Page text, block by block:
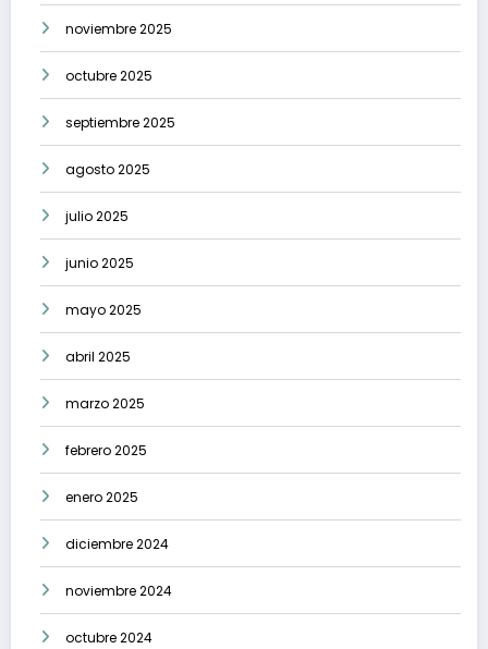
noviembre 2025
octubre 2025
septiembre 2025
agosto 2025
julio 2025
junio 2025
mayo 2025
abril 2025
marzo 2025
febrero 2025
enero 2025
diciembre 2024
noviembre 2024
octubre 2024